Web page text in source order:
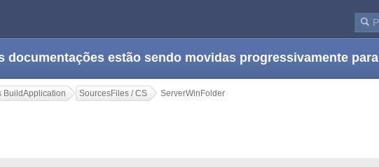
documentações estão sendo movidas progressivamente para
BuildApplication SourcesFiles / CS ServerWinFolder